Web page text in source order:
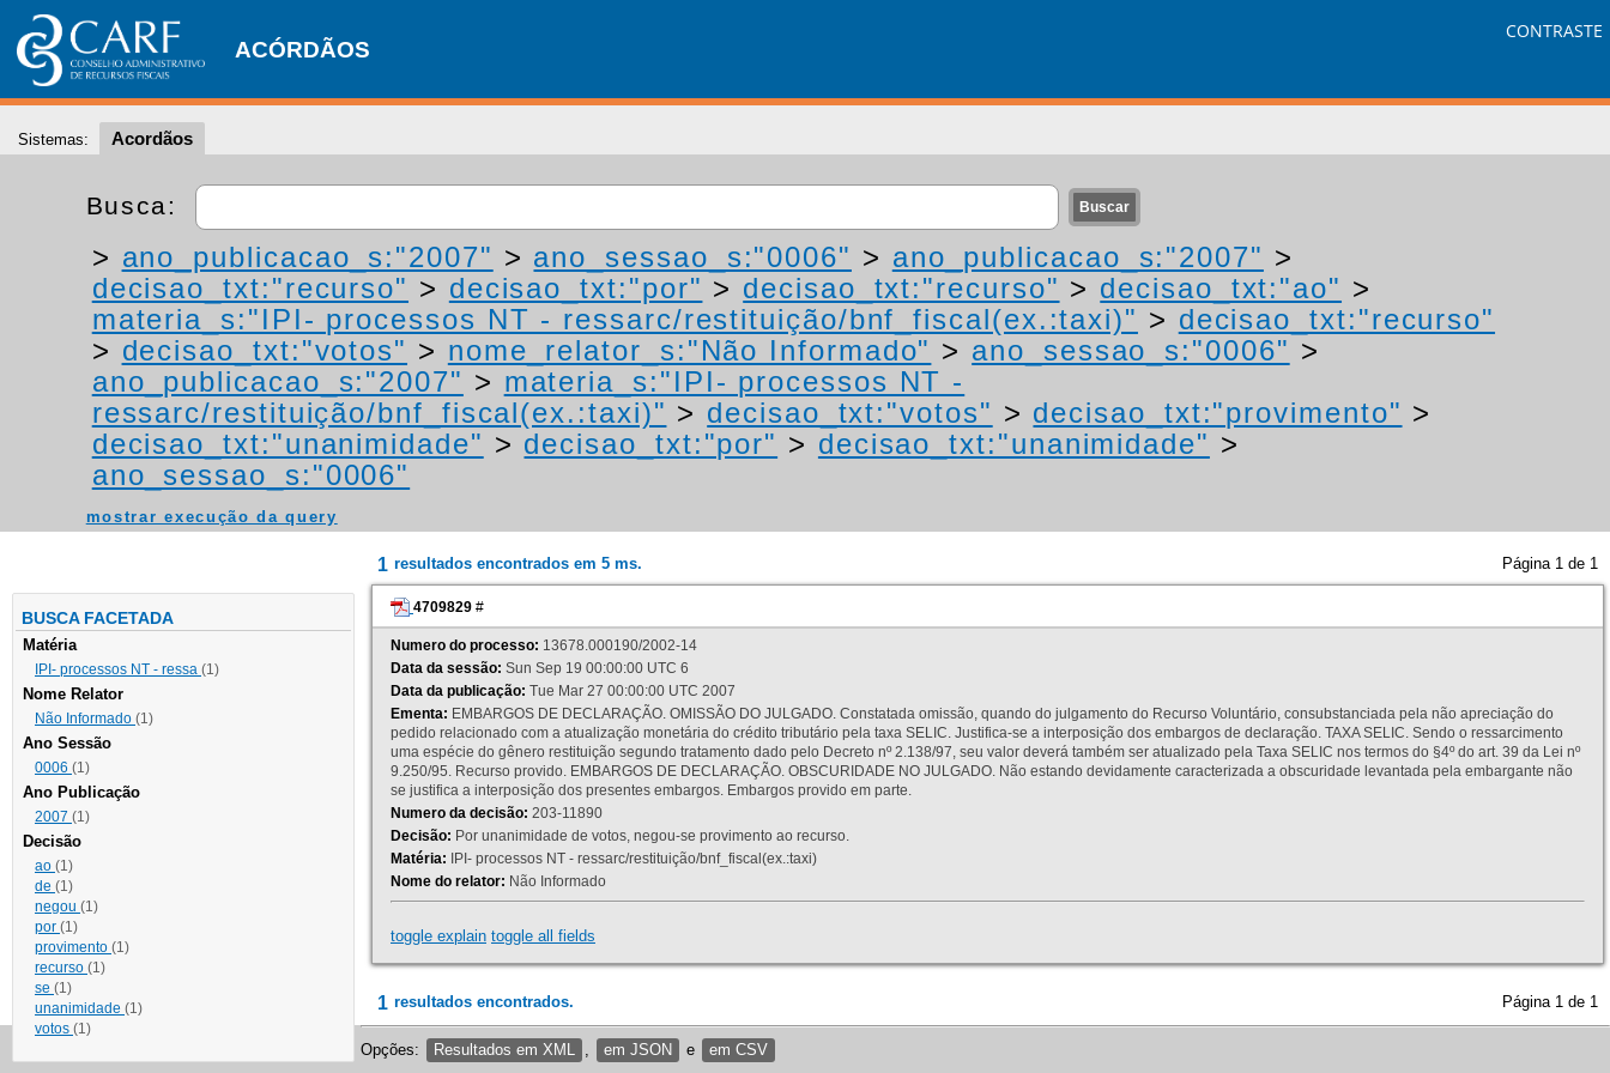
ACÓRDÃOS
CONTRASTE
Sistemas: Acordãos
Busca:
> ano_publicacao_s:"2007" > ano_sessao_s:"0006" > ano_publicacao_s:"2007" >
decisao_txt:"recurso" > decisao_txt:"por" > decisao_txt:"recurso" > decisao_txt:"ao" >
materia_s:"IPI- processos NT - ressarc/restituição/bnf_fiscal(ex.:taxi)" > decisao_txt:"recurso"
> decisao_txt:"votos" > nome_relator_s:"Não Informado" > ano_sessao_s:"0006" >
ano_publicacao_s:"2007" > materia_s:"IPI- processos NT -
ressarc/restituição/bnf_fiscal(ex.:taxi)" > decisao_txt:"votos" > decisao_txt:"provimento" >
decisao_txt:"unanimidade" > decisao_txt:"por" > decisao_txt:"unanimidade" >
ano_sessao_s:"0006"
mostrar execução da query
BUSCA FACETADA
Matéria
IPI- processos NT - ressa (1)
Nome Relator
Não Informado (1)
Ano Sessão
0006 (1)
Ano Publicação
2007 (1)
Decisão
ao (1)
de (1)
negou (1)
por (1)
provimento (1)
recurso (1)
se (1)
unanimidade (1)
votos (1)
1 resultados encontrados em 5 ms. Página 1 de 1
4709829 #
Numero do processo: 13678.000190/2002-14
Data da sessão: Sun Sep 19 00:00:00 UTC 6
Data da publicação: Tue Mar 27 00:00:00 UTC 2007
Ementa: EMBARGOS DE DECLARAÇÃO. OMISSÃO DO JULGADO. Constatada omissão, quando do julgamento do Recurso Voluntário, consubstanciada pela não apreciação do
pedido relacionado com a atualização monetária do crédito tributário pela taxa SELIC. Justifica-se a interposição dos embargos de declaração. TAXA SELIC. Sendo o ressarcimento
uma espécie do gênero restituição segundo tratamento dado pelo Decreto nº 2.138/97, seu valor deverá também ser atualizado pela Taxa SELIC nos termos do §4º do art. 39 da Lei nº
9.250/95. Recurso provido. EMBARGOS DE DECLARAÇÃO. OBSCURIDADE NO JULGADO. Não estando devidamente caracterizada a obscuridade levantada pela embargante não
se justifica a interposição dos presentes embargos. Embargos provido em parte.
Numero da decisão: 203-11890
Decisão: Por unanimidade de votos, negou-se provimento ao recurso.
Matéria: IPI- processos NT - ressarc/restituição/bnf_fiscal(ex.:taxi)
Nome do relator: Não Informado
toggle explain toggle all fields
1 resultados encontrados. Página 1 de 1
Opções: Resultados em XML em JSON e em CSV